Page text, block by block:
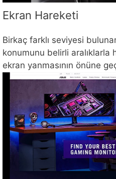
Ekran Hareketi
Birkaç farklı seviyesi
konumunu belirli aralıklarla
ekran yanmasının önüne